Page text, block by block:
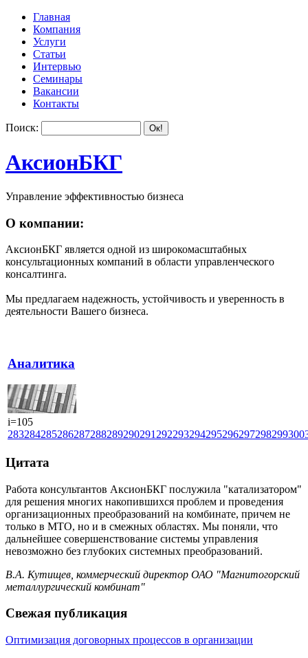
Главная
Компания
Услуги
Статьи
Интервью
Семинары
Вакансии
Контакты
Поиск:
АксионБКГ
Управление эффективностью бизнеса
О компании:
АксионБКГ является одной из широкомасштабных
консультационных компаний в области управленческого
консалтинга.
Мы предлагаем надежность, устойчивость и уверенность в
деятельности Вашего бизнеса.
Аналитика
i=105
283284285286287288289290291 292293294295296297298299300
Цитата
Работа консультантов АксионБКГ послужила "катализатором"
для решения многих накопившихся проблем и проведения
организационных преобразований на комбинате, причем не
только в МТО, но и в смежных областях. Мы поняли, что
дальнейшее совершенствование системы управления
невозможно без глубоких системных преобразований.
В.А. Кутищев, коммерческий директор ОАО "Магнитогорский
металлургический комбинат"
Свежая публикация
Оптимизация договорных процессов в организации